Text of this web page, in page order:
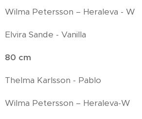
Wilma Petersson – Heraleva - W
Elvira Sande - Vanilla
80 cm
Thelma Karlsson - Pablo
Wilma Petersson – Heraleva-W